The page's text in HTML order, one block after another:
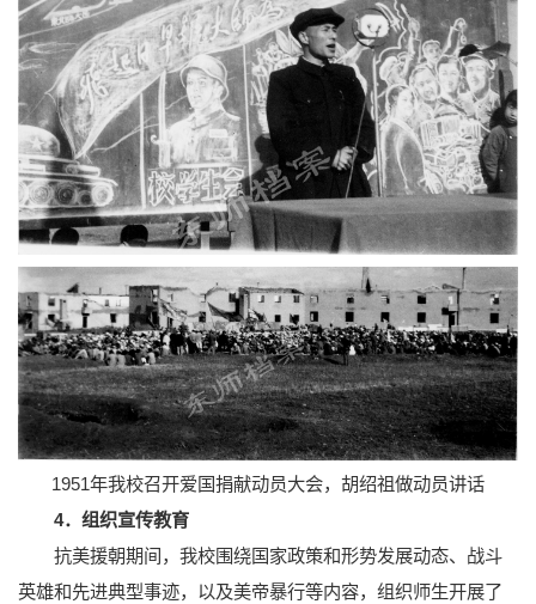
1951年我校召开爱国捐献动员大会，胡绍祖做动员讲话
4．组织宣传教育
抗美援朝期间，我校围绕国家政策和形势发展动态、战斗
英雄和先进典型事迹，以及美帝暴行等内容，组织师生开展了